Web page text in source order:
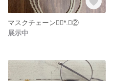
マスクチェーン❁⃘*.ﾟ②
展示中